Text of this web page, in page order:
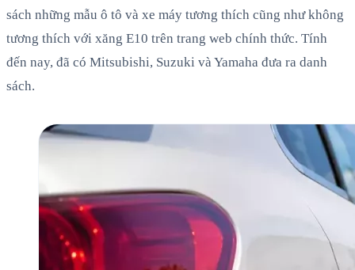
sách những mẫu ô tô và xe máy tương thích cũng như không
tương thích với xăng E10 trên trang web chính thức. Tính
đến nay, đã có Mitsubishi, Suzuki và Yamaha đưa ra danh
sách.